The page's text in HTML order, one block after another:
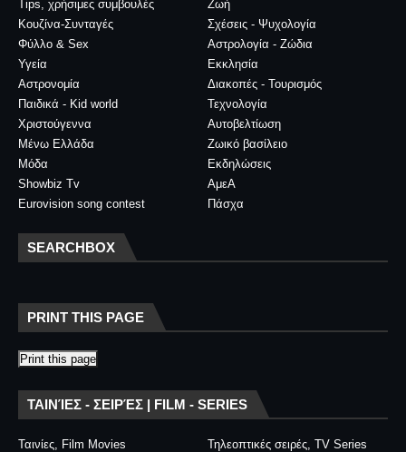
Tips, χρήσιμες συμβουλές
Ζωή
Κουζίνα-Συνταγές
Σχέσεις - Ψυχολογία
Φύλλο & Sex
Αστρολογία - Ζώδια
Υγεία
Εκκλησία
Αστρονομία
Διακοπές - Τουρισμός
Παιδικά - Kid world
Τεχνολογία
Χριστούγεννα
Αυτοβελτίωση
Μένω Ελλάδα
Ζωικό βασίλειο
Μόδα
Εκδηλώσεις
Showbiz Tv
ΑμεΑ
Eurovision song contest
Πάσχα
SEARCHBOX
PRINT THIS PAGE
Print this page
ΤΑΙΝΊΕΣ - ΣΕΙΡΈΣ | FILM - SERIES
Ταινίες, Film Movies Τηλεοπτικές σειρές, TV Series